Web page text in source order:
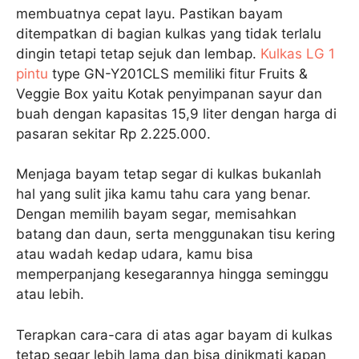
membuatnya cepat layu. Pastikan bayam
ditempatkan di bagian kulkas yang tidak terlalu
dingin tetapi tetap sejuk dan lembap. Kulkas LG 1
pintu type GN-Y201CLS memiliki fitur Fruits &
Veggie Box yaitu Kotak penyimpanan sayur dan
buah dengan kapasitas 15,9 liter dengan harga di
pasaran sekitar Rp 2.225.000.
Menjaga bayam tetap segar di kulkas bukanlah
hal yang sulit jika kamu tahu cara yang benar.
Dengan memilih bayam segar, memisahkan
batang dan daun, serta menggunakan tisu kering
atau wadah kedap udara, kamu bisa
memperpanjang kesegarannya hingga seminggu
atau lebih.
Terapkan cara-cara di atas agar bayam di kulkas
tetap segar lebih lama dan bisa dinikmati kapan